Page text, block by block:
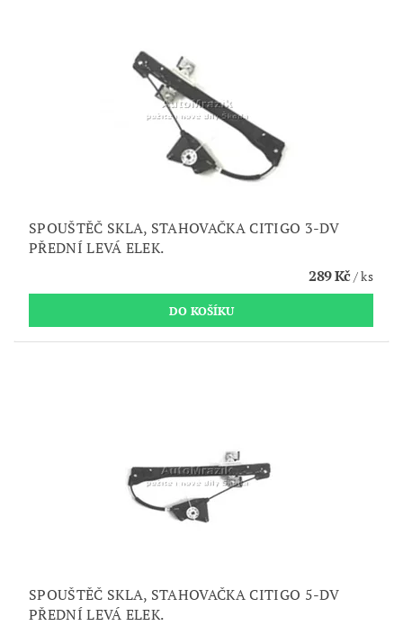
SPOUŠTĚČ SKLA, STAHOVAČKA CITIGO 3-DV
PŘEDNÍ LEVÁ ELEK.
289 Kč/ ks
SPOUŠTĚČ SKLA, STAHOVAČKA CITIGO 5-DV
PŘEDNÍ LEVÁ ELEK.